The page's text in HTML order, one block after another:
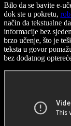
Bilo da se bavite e-
dok ste u pokretu,
način da tekstualne
informacije bez
brzo učenje, što je
teksta u govor
bez dodatnog